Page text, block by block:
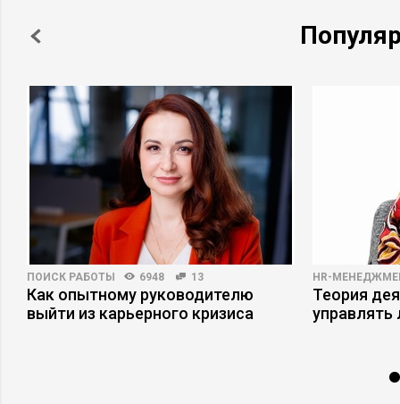
ПОИСК РАБОТЫ 6948 13
Как опытному руководителю
выйти из карьерного кризиса
HR-
Теория